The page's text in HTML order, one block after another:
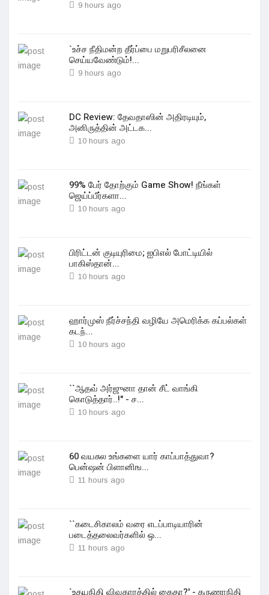
9 hours ago
`உச்ச நீதிமன்ற தீர்ப்பை மறுபரிசீலனை
செய்யவேண்டும்!...
9 hours ago
DC Review: தேவதாஸின் அதிரடியும்,
அனிருத்தின் அட்டக...
10 hours ago
99% பேர் தோற்கும் Game Show! நீங்கள்
ஜெய்ப்பீர்களா...
10 hours ago
பிரிட்டன் குடியுரிமை; ஐபிஎல் போட்டியில்
பாகிஸ்தான்...
10 hours ago
ஹார்முஸ் நீர்ச்சந்தி வழியே அமெரிக்க கப்பல்கள்
கடந்...
10 hours ago
``ஆதவ் அர்ஜுனா தான் சீட் வாங்கி
கொடுத்தார்..!" - ச...
10 hours ago
60 வயசுல உங்களை யார் காப்பாத்துவா?
பென்ஷன் பிளானிங...
11 hours ago
``கடைசிகாலம் வரை எடப்பாடியாரின்
படைத்தலைவர்களில் ஒ...
11 hours ago
`உதயநிதி விவகாரத்தில் கைதா?' - கருணாநிதி